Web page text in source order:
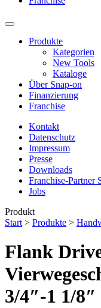
Produkte
Kategorien
New Tools
Kataloge
Über Snap-on
Finanzierung
Franchise
Kontakt
Datenschutz
Impressum
Presse
Downloads
Franchise-Partner
Jobs
Produkt
Start > Produkte >
Flank
3/4″-1 1/8″